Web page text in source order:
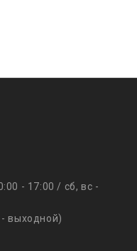
- 17:00 / сб, вс -
выходной)